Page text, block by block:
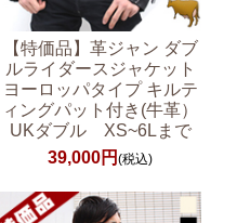
【特価品】革ジャン ダブ
ルライダースジャケット
ヨーロッパタイプ キルテ
ィングパット付き(牛革）
UKダブル XS~6Lまで
39,000円(税込)